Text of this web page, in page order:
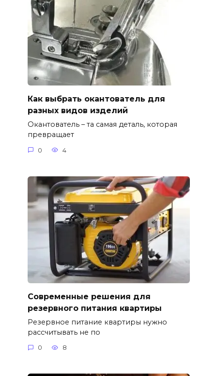
Как выбрать окантователь для
разных видов изделий
Окантователь – та самая деталь, которая
превращает
0 4
Современные решения для
резервного питания квартиры
Резервное питание квартиры нужно
рассчитывать не по
0 8